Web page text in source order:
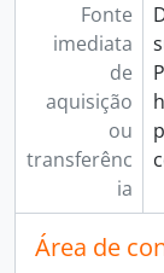
Fonte
imediata
de
aquisição
ou
transferênc
ia
Área de